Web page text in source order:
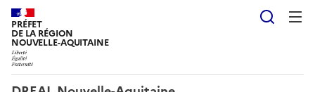
PRÉFET
DE LA RÉGION
NOUVELLE-AQUITAINE